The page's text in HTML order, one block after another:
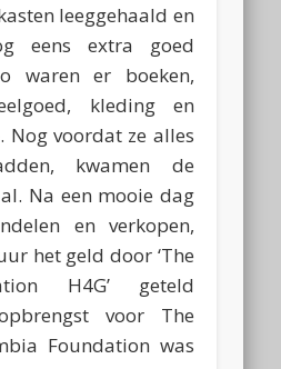
leeggehaald en
eens extra goed
waren er boeken,
kleding en
Nog voordat ze alles
kwamen de
Na een mooie dag
en verkopen,
het geld door ‘The
H4G’ geteld
voor The
Foundation was